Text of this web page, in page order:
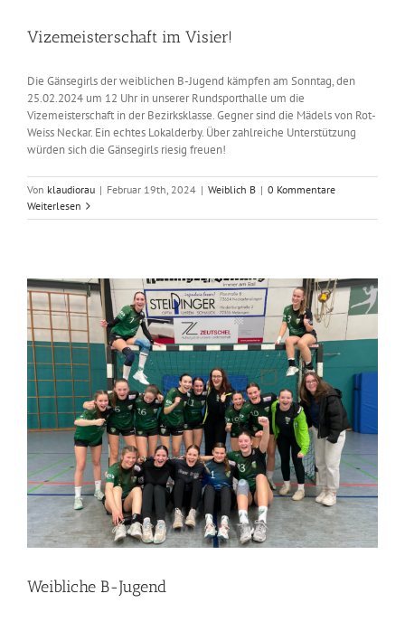
Vizemeisterschaft im Visier!
Die Gänsegirls der weiblichen B-Jugend kämpfen am Sonntag, den
25.02.2024 um 12 Uhr in unserer Rundsporthalle um die
Vizemeisterschaft in der Bezirksklasse. Gegner sind die Mädels von Rot-
Weiss Neckar. Ein echtes Lokalderby. Über zahlreiche Unterstützung
würden sich die Gänsegirls riesig freuen!
Von klaudiorau | Februar 19th, 2024 | Weiblich B | 0 Kommentare
Weiterlesen
Weibliche B-Jugend